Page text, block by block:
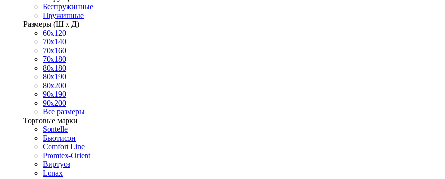
Беспружинные
Пружинные
Размеры (Ш х Д)
60х120
70х140
70х160
70х180
80х180
80х190
80х200
90х190
90х200
Все размеры
Торговые марки
Sontelle
Бьютисон
Comfort Line
Promtex-Orient
Виртуоз
Lonax